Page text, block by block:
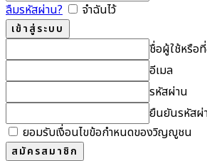
ลืมรหัสผ่าน?
จำฉันไว้
ชื่อผู้ใช้หรือ
อีเมล
รหัสผ่าน
ยืนยันรหัสผ่
ยอมรับเงื่อนไขข้อกำหนดของวิญญูชน